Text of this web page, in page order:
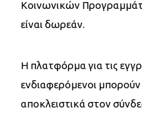
Κοινωνικών
είναι δωρεάν.
Η πλατφόρμα για τις
ενδιαφερόμενοι
αποκλειστικά στον